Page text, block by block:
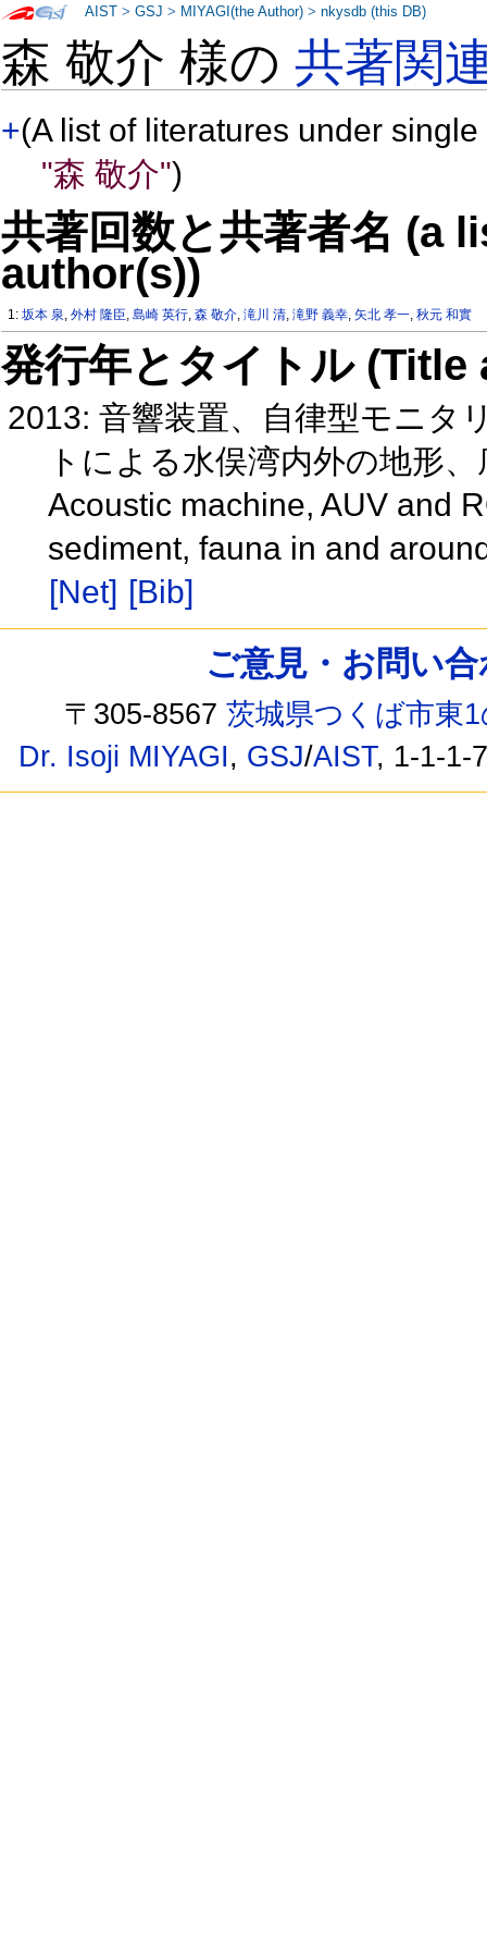
森 敬介 様の共著関
+(A list of literatures under
"森 敬介")
共著回数と共著者名 (a
author(s))
1:坂本 泉,外村 隆臣,島崎 英行,森 敬介,滝川 清,滝野 義幸,矢北 孝一,秋元 和實
発行年とタイトル
2013: 音響装置、自律型モニタ
トによる水俣湾内外の地形
Acoustic machine, AUV and
sediment, fauna in and
[Net] [Bib]
AIST >GSJ > MIYAGI(the Author) >nkysdb (this DB)
ご意見・お問い
〒305-8567茨城県つくば市東
Dr. Isoji MIYAGI, GSJ/AIST, 1-1-1-